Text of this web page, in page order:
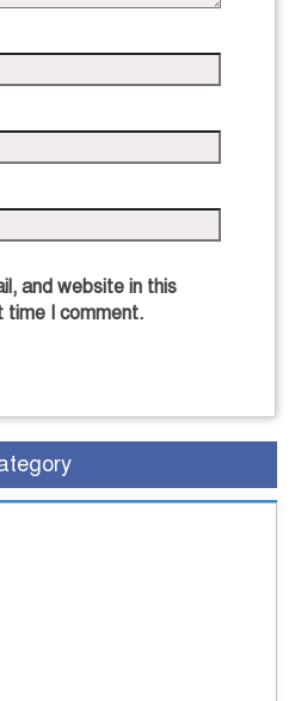
and website in this
time I comment.